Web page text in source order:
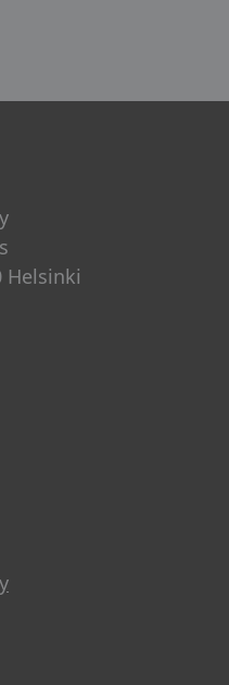
Helsinki